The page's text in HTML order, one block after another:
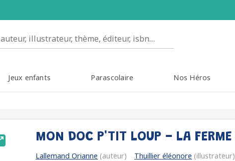
Jeux enfants Parascolaire Nos Héros
MON DOC P'TIT LOUP - LA FERME
Lallemand Orianne (auteur) Thuillier éléonore (illustrateur)